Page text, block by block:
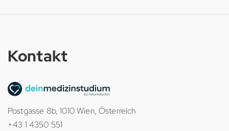
Kontakt
Postgasse 8b, 1010 Wien, Österreich
+43 1 4350 551